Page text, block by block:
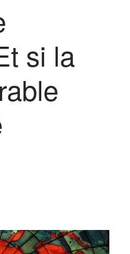
2017
2026
MR21 2026
MR21 – Stop au culte
MR12 – La CS3D :
ou talon d’Achille des
MR21 « Le spatial
du monde marin ? »
si la